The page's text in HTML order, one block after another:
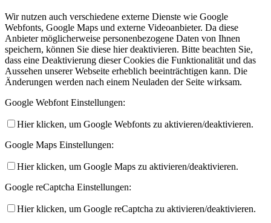
Wir nutzen auch verschiedene externe Dienste wie Google
Webfonts, Google Maps und externe Videoanbieter. Da diese
Anbieter möglicherweise personenbezogene Daten von Ihnen
speichern, können Sie diese hier deaktivieren. Bitte beachten Sie,
dass eine Deaktivierung dieser Cookies die Funktionalität und das
Aussehen unserer Webseite erheblich beeinträchtigen kann. Die
Änderungen werden nach einem Neuladen der Seite wirksam.
Google Webfont Einstellungen:
Hier klicken, um Google Webfonts zu aktivieren/deaktivieren.
Google Maps Einstellungen:
Hier klicken, um Google Maps zu aktivieren/deaktivieren.
Google reCaptcha Einstellungen:
Hier klicken, um Google reCaptcha zu aktivieren/deaktivieren.